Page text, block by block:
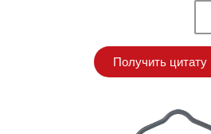
Получить цитату